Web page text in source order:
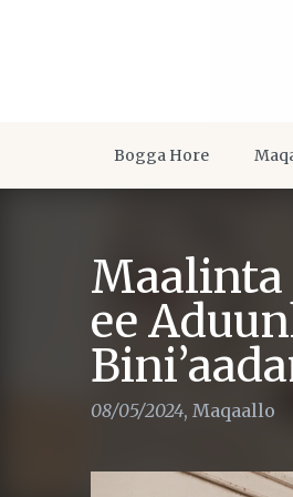
Bogga Hore
Maalinta
ee
08/05/2024, Maqaallo